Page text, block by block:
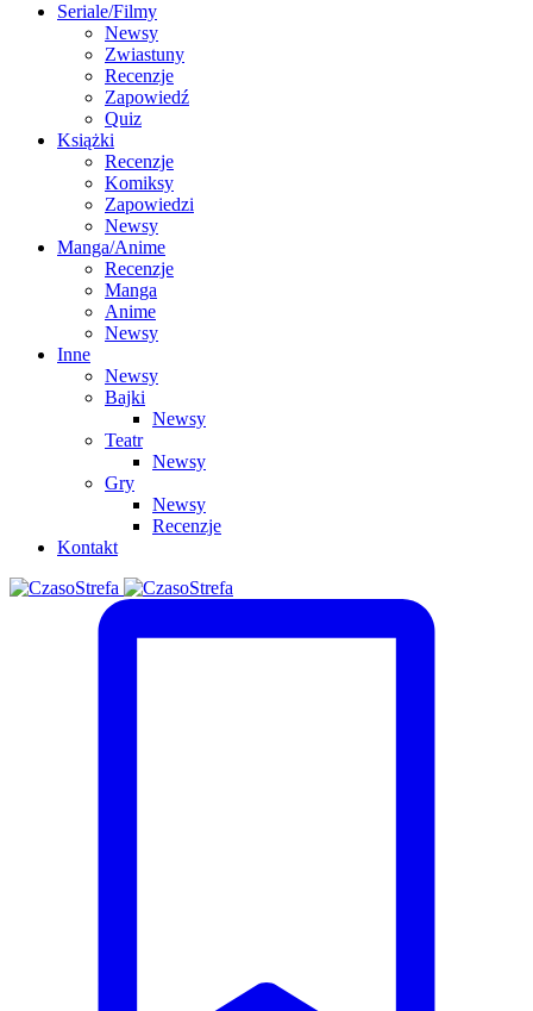
Seriale/Filmy
Newsy
Zwiastuny
Recenzje
Zapowiedź
Quiz
Książki
Recenzje
Komiksy
Zapowiedzi
Newsy
Manga/Anime
Recenzje
Manga
Anime
Newsy
Inne
Newsy
Bajki
Newsy
Teatr
Newsy
Gry
Newsy
Recenzje
Kontakt